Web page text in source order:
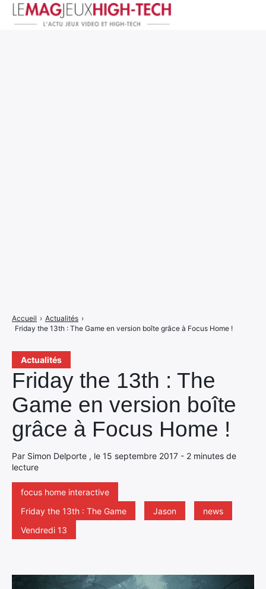
Actualités
Friday the 13th : The
Game en version boîte
grâce à Focus Home !
Par Simon Delporte , le 15 septembre 2017 - 2 minutes de
lecture
focus home interactive
Friday the 13th : The Game
Jason
news
Vendredi 13
Accueil › Actualités ›
Friday the 13th : The Game en version boîte grâce à Focus Home !